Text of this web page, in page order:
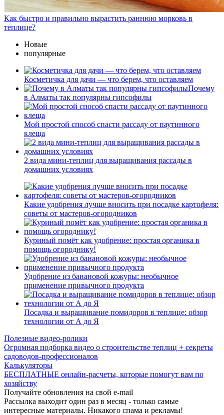
Как быстро и правильно вырастить раннюю морковь в
теплице?
Новые
популярные
Косметичка для дачи — что берем, что оставляем
Почему
в Алматы так популярны гипсофилы
Мой простой способ спасти рассаду от паутинного
клеща
2 вида мини-теплиц для выращивания рассады в
домашних условиях
Какие удобрения лучше вносить при посадке картофеля:
советы от мастеров-огородников
Куриный помёт как удобрение: простая органика в
помощь огороднику!
Удобрение из банановой кожуры: необычное
применение привычного продукта
Посадка и выращивание помидоров в теплице: обзор
технологии от А до Я
Полезные видео-ролики
Огромная подборка видео о строительстве теплиц + секреты
садоводов-профессионалов
Калькуляторы
БЕСПЛАТНЫЕ онлайн-расчеты, которые помогут вам по
хозяйству
Получайте обновления на свой e-mail
Рассылка выходит один раз в месяц - только самые
интересные материалы. Никакого спама и рекламы!